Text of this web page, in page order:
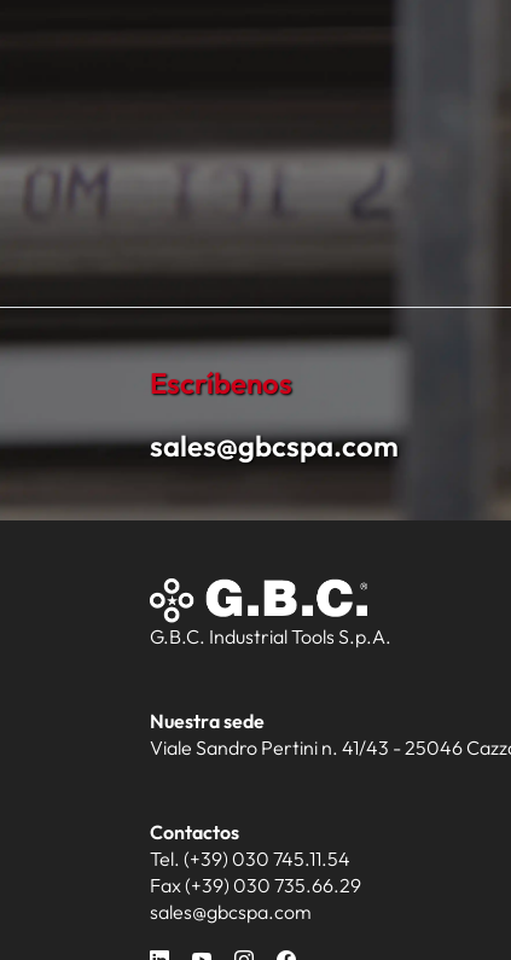
Escríbenos
sales@gbcspa.com
G.B.C. Industrial Tools S.p.A.
Nuestra sede
Viale Sandro Pertini n. 41/43 - 25046
Contactos
Tel. (+39) 030 745.11.54
Fax (+39) 030 735.66.29
sales@gbcspa.com